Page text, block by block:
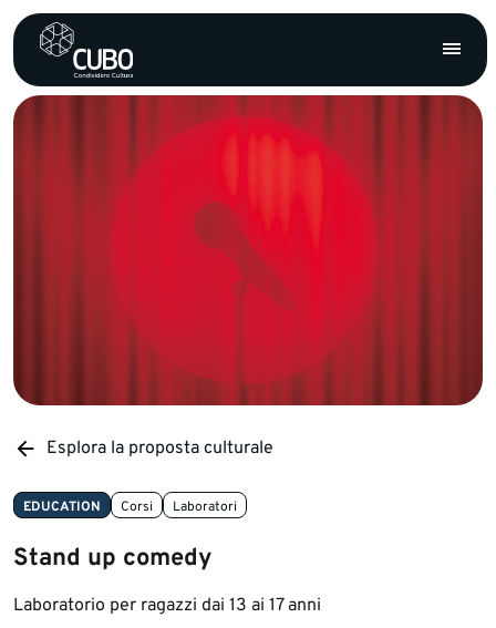
Esplora la proposta culturale
EDUCATION Corsi Laboratori
Stand up comedy
Laboratorio per ragazzi dai 13 ai 17 anni